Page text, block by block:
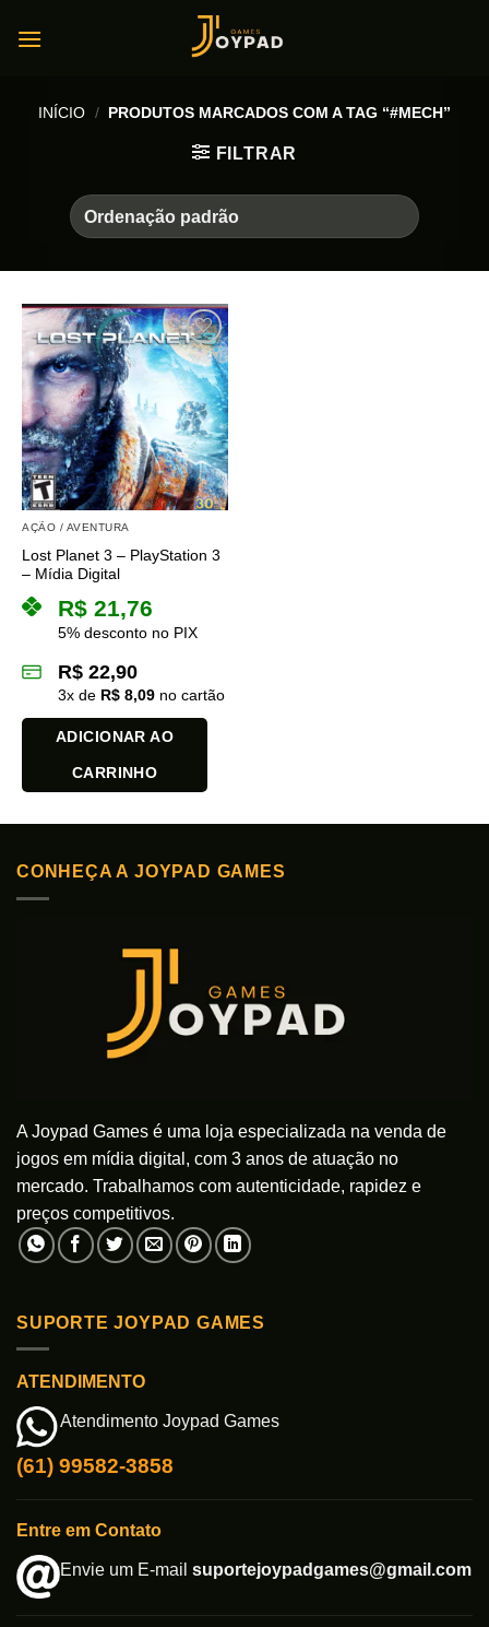
INÍCIO / PRODUTOS MARCADOS COM A TAG “#MECH”
FILTRAR
AÇÃO / AVENTURA
Lost Planet 3 – PlayStation 3
– Mídia Digital
R$ 21,76
5% desconto no PIX
R$ 22,90
3x de R$ 8,09 no cartão
ADICIONAR AO
CARRINHO
CONHEÇA A JOYPAD GAMES
A Joypad Games é uma loja especializada na venda de
jogos em mídia digital, com 3 anos de atuação no
mercado. Trabalhamos com autenticidade, rapidez e
preços competitivos.
SUPORTE JOYPAD GAMES
ATENDIMENTO
Atendimento Joypad Games
(61) 99582-3858
Entre em Contato
Envie um E-mail suportejoypadgames@gmail.com